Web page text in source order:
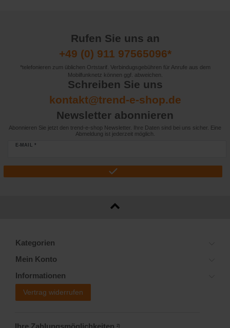
Rufen Sie uns an
+49 (0) 911 97565096*
*telefonieren zum üblichen Ortstarif. Verbindugsgebühren für Anrufe aus dem
Mobilfunknetz können ggf. abweichen.
Schreiben Sie uns
kontakt@trend-e-shop.de
Newsletter abonnieren
Abonnieren Sie jetzt den trend-e-shop Newsletter. Ihre Daten sind bei uns sicher. Eine
Abmeldung ist jederzeit möglich.
E-MAIL *
Kategorien
Mein Konto
Informationen
Vertrag widerrufen
Ihre Zahlungsmöglichkeiten 2)